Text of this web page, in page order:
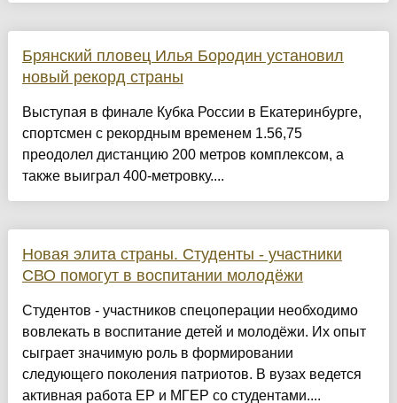
Брянский пловец Илья Бородин установил
новый рекорд страны
Выступая в финале Кубка России в Екатеринбурге,
спортсмен с рекордным временем 1.56,75
преодолел дистанцию 200 метров комплексом, а
также выиграл 400-метровку....
Новая элита страны. Студенты - участники
СВО помогут в воспитании молодёжи
Студентов - участников спецоперации необходимо
вовлекать в воспитание детей и молодёжи. Их опыт
сыграет значимую роль в формировании
следующего поколения патриотов. В вузах ведется
активная работа ЕР и МГЕР со студентами....